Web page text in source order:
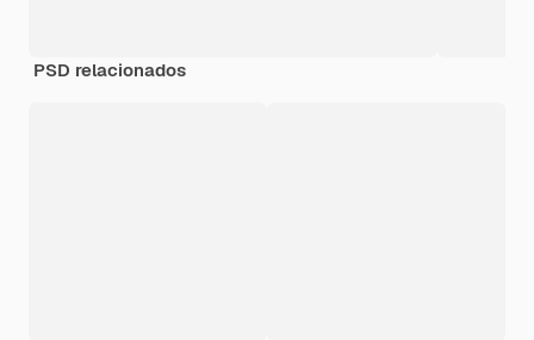
PSD relacionados